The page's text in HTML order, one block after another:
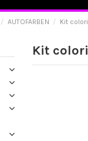
AUTOFARBEN Kit
Kit